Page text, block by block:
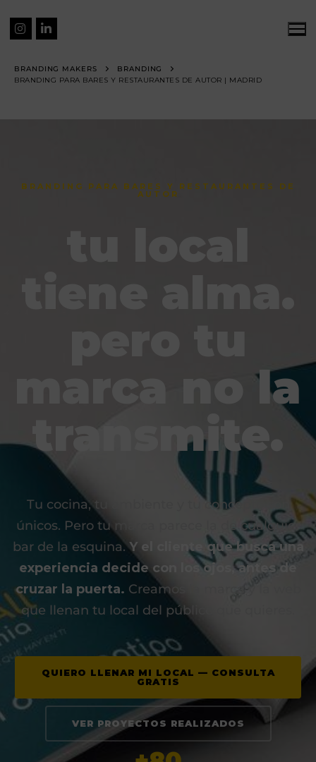
BRANDING MAKERS
BRANDING
BRANDING PARA BARES Y RESTAURANTES DE AUTOR | MADRID
BRANDING PARA BARES Y RESTAURANTES DE
AUTOR
marca no la
transmite.
Tu cocina, tu ambiente y tu concepto son
únicos. Pero tu marca parece la de cualquier
bar de la esquina.Y el cliente que busca una
experiencia decide con los ojos, antes de
cruzar la puerta. Creamos la marca y la web
que llenan tu local del público que quieres.
QUIERO LLENAR MI LOCAL — CONSULTA
GRATIS
VER PROYECTOS REALIZADOS